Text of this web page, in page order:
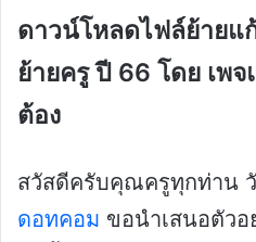
ดาวน์โหลดไฟล์ย้ายแ
ย้ายครู ปี 66 โดย เพ
ต้อง
สวัสดีครับคุณครูทุกท่าน
ดอทคอม ขอนำเสนอตัวอ